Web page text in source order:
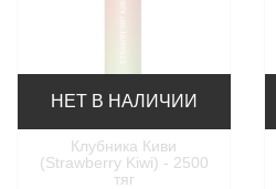
НЕТ В НАЛИЧИИ
Клубника Киви
(Strawberry Kiwi) - 2500
тяг